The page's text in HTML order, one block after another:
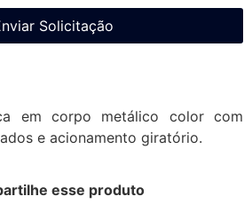
Solicitação
em corpo metálico color com
e acionamento giratório.
esse produto